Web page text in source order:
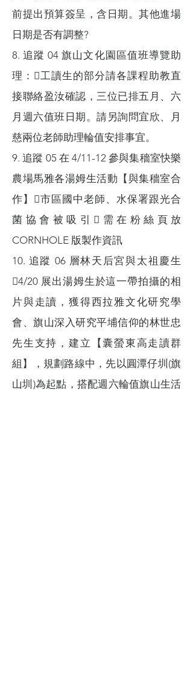
前提出預算簽呈，含日期。其他進場
日期是否有調整?
8. 追蹤 04 旗山文化園區值班導覽助
理：工讀生的部分請各課程助教直
接聯絡盈汝確認，三位已排五月、六
月週六值班日期。請另詢問宜欣、月
慈兩位老師助理輪值安排事宜。
9. 追蹤 05 在 4/11-12 參與集穡室快樂
農場馬雅各湯姆生活動【與集穡室合
作】市區國中老師、水保署跟光合
菌協會被吸引需在粉絲頁放
CORNHOLE 版製作資訊
10. 追蹤 06 層林天后宮與太祖慶生
4/20 展出湯姆生於這一帶拍攝的相
片與走讀，獲得西拉雅文化研究學
會、旗山深入研究平埔信仰的林世忠
先生支持，建立【囊螢東高走讀群
組】，規劃路線中，先以圓潭仔圳(旗
山圳)為起點，搭配週六輪值旗山生活